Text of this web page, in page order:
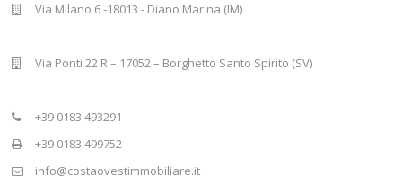
Via Milano 6 -18013 - Diano Marina (IM)
Via Ponti 22 R – 17052 – Borghetto Santo Spirito (SV)
+39 0183.493291
+39 0183.499752
info@costaovestimmobiliare.it